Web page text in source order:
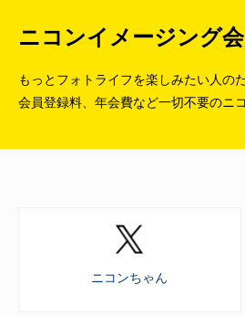
ニコンイメージング
もっとフォトライフを楽しみたい人のた
会員登録料、年会費など一切不要のニ
ニコンちゃん